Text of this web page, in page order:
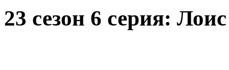
23 сезон 6 серия: